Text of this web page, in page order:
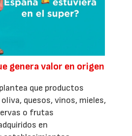
genera valor en origen
que productos
quesos, vinos, mieles,
o frutas
en